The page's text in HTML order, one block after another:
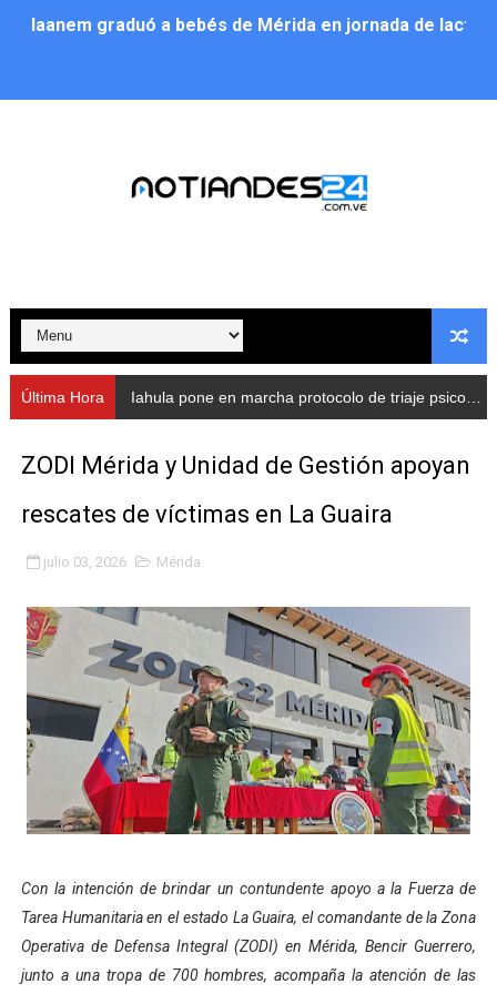
Iaanem graduó a bebés de Mérida en jornada de
Alcalde Nelson Álvarez llevó jornada recreativa a la
Nevado Gas optimiza servicio residencial en la
Balance semestral impulsa inclusión y atención a
Plan Vacacional Comunitario “Ríe 2026” recorre las
Alcaldía del Municipio Libertador realizó una jornada
Fundacite Mérida dicta taller gratuito de electrónica
INN-Mérida celebró el Lacto grado para promover el
Impulsan plan estratégico de seguridad ciudadana
Mérida impulsa desarrollo económico con taller de
Fomficc consolida alianzas e impulsa la economía
Niños de Estudiantes de Mérida sembraron 110
Corposalud y Secretaría Social fortalecen la atención
Entregan planta eléctrica para fortalecer la atención
Expertos inspeccionan espacios del OAN para la
Última Hora Iahula pone en marcha protocolo de triaje psicosocial para atender a rescatistas
ZODI Mérida y Unidad de Gestión apoyan
rescates de víctimas en La Guaira
julio 03, 2026 Mérida
Con la intención de brindar un contundente apoyo a la Fuerza de
Tarea Humanitaria en el estado La Guaira, el comandante de la Zona
Operativa de Defensa Integral (ZODI) en Mérida, Bencir Guerrero,
junto a una tropa de 700 hombres, acompaña la atención de las